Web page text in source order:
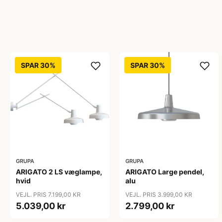
SPAR 30%
GRUPA
ARIGATO 2 LS væglampe,
hvid
VEJL. PRIS 7.199,00 KR
5.039,00 kr
SPAR 30%
GRUPA
ARIGATO Large pendel,
alu
VEJL. PRIS 3.999,00 KR
2.799,00 kr